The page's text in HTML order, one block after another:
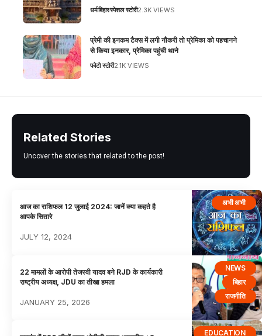
धर्मबिहारस्पेशल स्टोरी2.3K VIEWS
प्रेमी की इनकम टैक्स में लगी नौकरी तो प्रेमिका को पहचानने
से किया इनकार, प्रेमिका पहुंची थाने
फोटो स्टोरी2.1K VIEWS
Related Stories
Uncover the stories that related to the post!
अभी अभी
आज का राशिफल 12 जुलाई 2024: जानें क्या कहते है
आपके सितारे
JULY 12, 2024
NEWS
बिहार
राजनीति
22 मामलों के आरोपी तेजस्वी यादव बने RJD के कार्यकारी
राष्ट्रीय अध्यक्ष, JDU का तीखा हमला
JANUARY 25, 2026
EDUCATION